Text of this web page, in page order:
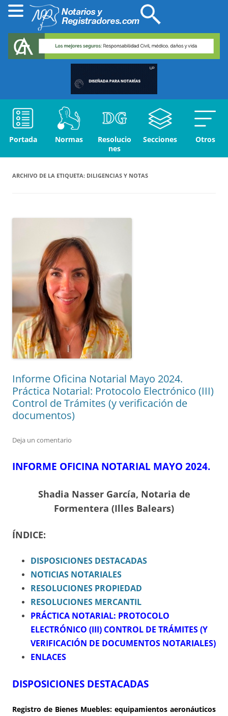
Portada Normas
Resolucio
nes
Secciones Otros
ARCHIVO DE LA ETIQUETA: DILIGENCIAS Y NOTAS
Informe Oficina Notarial Mayo 2024.
Práctica Notarial: Protocolo Electrónico (III)
Control de Trámites (y verificación de
documentos)
Deja un comentario
INFORME OFICINA NOTARIAL MAYO 2024.
Shadia Nasser García, Notaria de
Formentera (Illes Balears)
ÍNDICE:
DISPOSICIONES DESTACADAS
NOTICIAS NOTARIALES
RESOLUCIONES PROPIEDAD
RESOLUCIONES MERCANTIL
PRÁCTICA NOTARIAL: PROTOCOLO
ELECTRÓNICO (III) CONTROL DE TRÁMITES (Y
VERIFICACIÓN DE DOCUMENTOS NOTARIALES)
ENLACES
DISPOSICIONES DESTACADAS
Registro de Bienes Muebles: equipamientos aeronáuticos